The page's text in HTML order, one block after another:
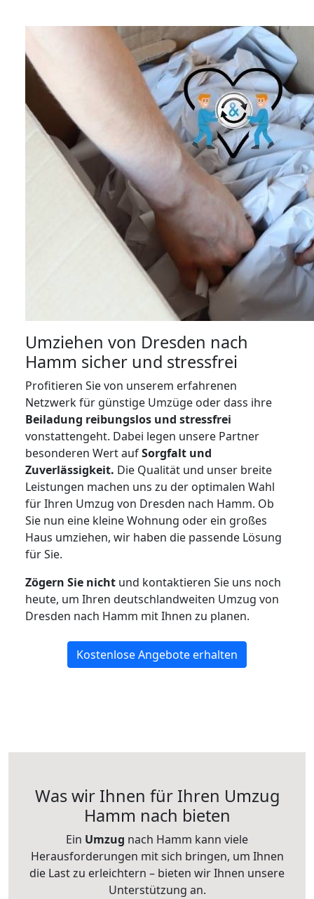
Umziehen von Dresden nach
Hamm sicher und stressfrei
Profitieren Sie von unserem erfahrenen
Netzwerk für günstige Umzüge oder dass ihre
Beiladung reibungslos und stressfrei
vonstattengeht. Dabei legen unsere Partner
besonderen Wert aufSorgfalt und
Zuverlässigkeit. Die Qualität und unser breite
Leistungen machen uns zu der optimalen Wahl
für Ihren Umzug von Dresden nach Hamm. Ob
Sie nun eine kleine Wohnung oder ein großes
Haus umziehen, wir haben die passende Lösung
für Sie.
Zögern Sie nicht und kontaktieren Sie uns noch
heute, um Ihren deutschlandweiten Umzug von
Dresden nach Hamm mit Ihnen zu planen.
Kostenlose Angebote erhalten
Was wir Ihnen für Ihren Umzug
Hamm nach bieten
Ein Umzug nach Hamm kann viele
Herausforderungen mit sich bringen, um Ihnen
die Last zu erleichtern – bieten wir Ihnen unsere
Unterstützung an.